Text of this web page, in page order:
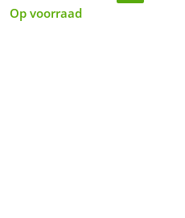
Op voorraad